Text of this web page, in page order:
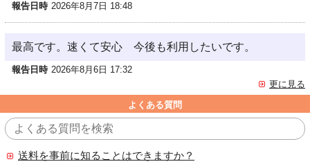
報告日時 2026年8月7日 18:48
最高です。速くて安心 今後も利用したいです。
報告日時 2026年8月6日 17:32
更に見る
よくある質問
送料を事前に知ることはできますか？